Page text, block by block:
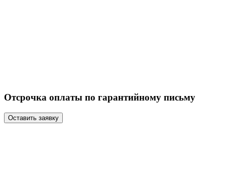
Отсрочка оплаты по гарантийному письму
Оставить заявку